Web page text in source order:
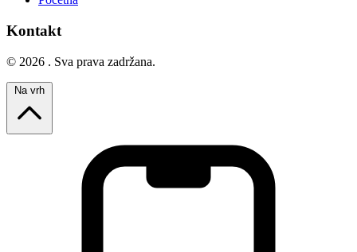
Kontakt
© 2026 . Sva prava zadržana.